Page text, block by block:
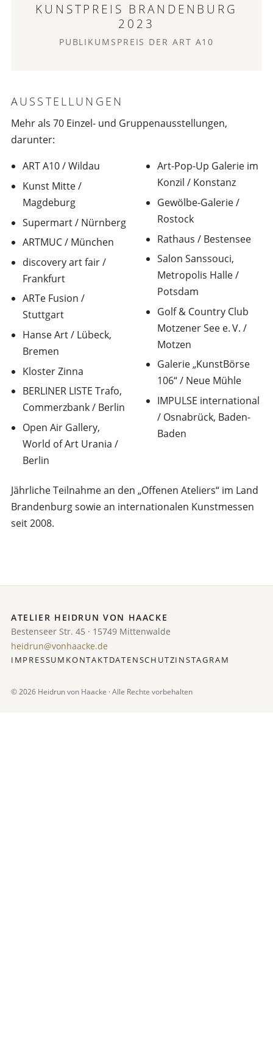
KUNSTPREIS BRANDENBURG
2023
PUBLIKUMSPREIS DER ART A10
AUSSTELLUNGEN
Mehr als 70 Einzel- und Gruppenausstellungen,
darunter:
ART A10 / Wildau
Kunst Mitte /
Magdeburg
Supermart / Nürnberg
ARTMUC / München
discovery art fair /
Frankfurt
ARTe Fusion /
Stuttgart
Hanse Art / Lübeck,
Bremen
Kloster Zinna
BERLINER LISTE Trafo,
Commerzbank / Berlin
Open Air Gallery,
World of Art Urania /
Berlin
Art-Pop-Up Galerie im
Konzil / Konstanz
Gewölbe-Galerie /
Rostock
Rathaus / Bestensee
Salon Sanssouci,
Metropolis Halle /
Potsdam
Golf & Country Club
Motzener See e. V. /
Motzen
Galerie „KunstBörse
106“ / Neue Mühle
IMPULSE international
/ Osnabrück, Baden-
Baden
Jährliche Teilnahme an den „Offenen Ateliers“ im Land
Brandenburg sowie an internationalen Kunstmessen
seit 2008.
ATELIER HEIDRUN VON HAACKE
Bestenseer Str. 45 · 15749 Mittenwalde
heidrun@vonhaacke.de
IMPRESSUM KONTAKTDATENSCHUTZINSTAGRAM
© 2026 Heidrun von Haacke · Alle Rechte vorbehalten